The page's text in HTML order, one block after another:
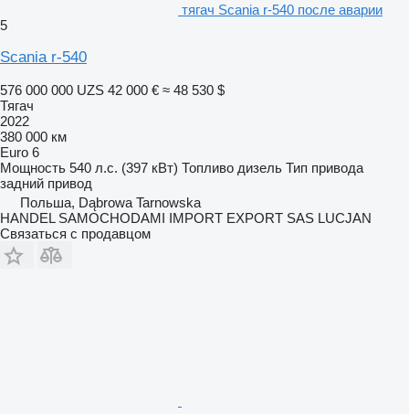
тягач Scania r-540 после аварии
5
Scania r-540
576 000 000 UZS 42 000 € ≈ 48 530 $
Тягач
2022
380 000 км
Euro 6
Мощность 540 л.с. (397 кВт) Топливо дизель Тип привода
задний привод
Польша, Dąbrowa Tarnowska
HANDEL SAMOCHODAMI IMPORT EXPORT SAS LUCJAN
Связаться с продавцом